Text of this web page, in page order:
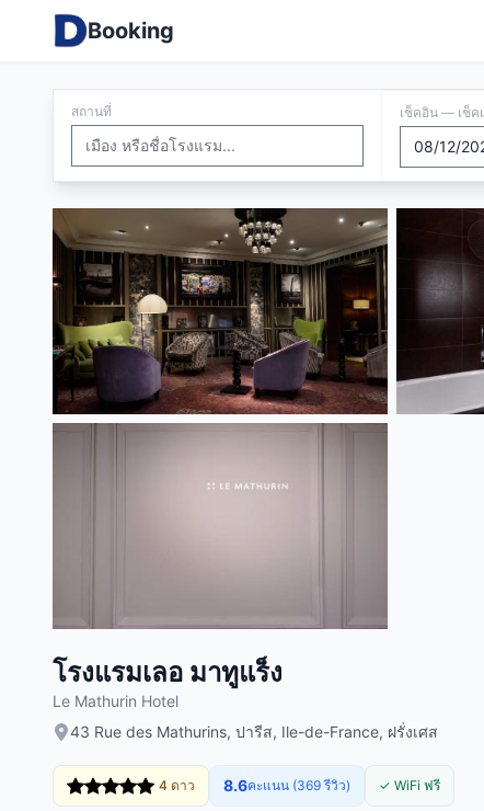
Booking
สถานที่ เช็คอิน — เช็ค
โรงแรมเลอ มาทูแร็ง
Le Mathurin Hotel
43 Rue des Mathurins, ปารีส, Ile-de-France, ฝรั่งเศส
4 ดาว 8.6คะแนน (369 รีวิว) ✓ WiFi ฟรี